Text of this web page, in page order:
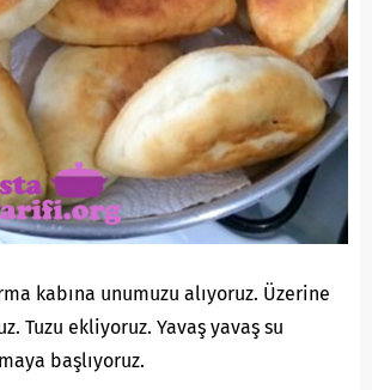
kabına unumuzu alıyoruz. Üzerine
Tuzu ekliyoruz. Yavaş yavaş su
başlıyoruz.